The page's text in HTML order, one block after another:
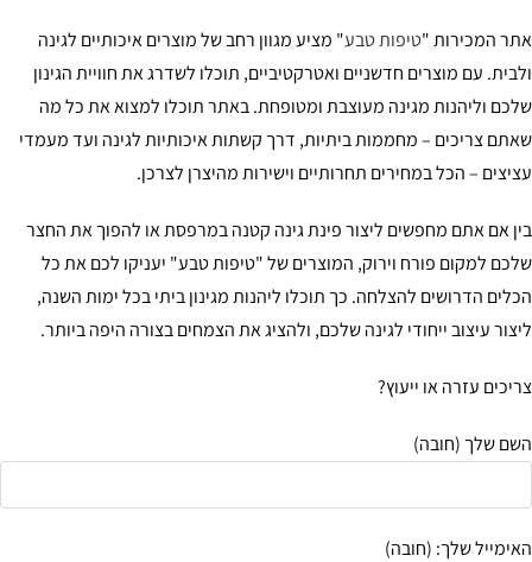
המכירות "טיפות טבע" מציע מגוון רחב של מוצרים איכותיים לגינה
עם מוצרים חדשניים ואטרקטיביים, תוכלו לשדרג את חוויית הגינון
וליהנות מגינה מעוצבת ומטופחת. באתר תוכלו למצוא את כל מה
צריכים – מחממות ביתיות, דרך קשתות איכותיות לגינה ועד מעמדי
– הכל במחירים תחרותיים וישירות מהיצרן לצרכן.
אם אתם מחפשים ליצור פינת גינה קטנה במרפסת או להפוך את החצר
למקום פורח וירוק, המוצרים של "טיפות טבע" יעניקו לכם את כל
הדרושים להצלחה. כך תוכלו ליהנות מגינון ביתי בכל ימות השנה,
עיצוב ייחודי לגינה שלכם, ולהציג את הצמחים בצורה היפה ביותר.
עזרה או ייעוץ?
שלך (חובה)
שלך: (חובה)